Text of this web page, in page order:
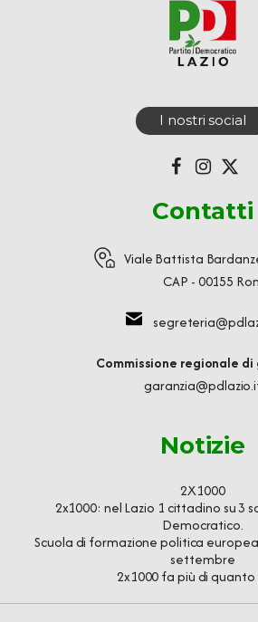
I nostri social
Contatti
Viale Battista
CAP - 00155
Commissione regionale di
Notizie
2X1000
2x1000: nel Lazio 1 cittadino su 3
Democratico.
Scuola di formazione politica
settembre
2x1000 fa più di quanto